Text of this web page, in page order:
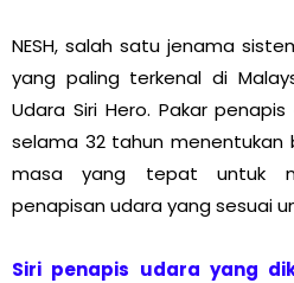
NESH, salah satu jenama
yang paling terkenal di
Udara Siri Hero. Pakar
selama 32 tahun menentukan
masa yang tepat untuk
penapisan udara yang sesuai
Siri penapis udara yang